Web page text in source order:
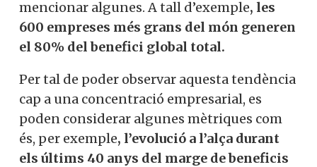
mencionar algunes. A tall d’exemple, les
600 empreses més grans del món generen
el 80% del benefici global total.
Per tal de poder observar aquesta tendència
cap a una concentració empresarial, es
poden considerar algunes mètriques com
és, per exemple, l’evolució a l’alça durant
els últims 40 anys del marge de beneficis